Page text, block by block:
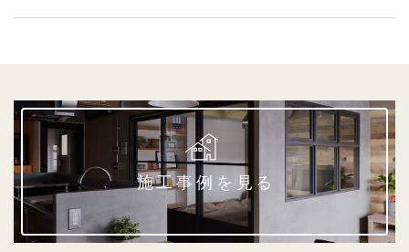
施工事例を見る